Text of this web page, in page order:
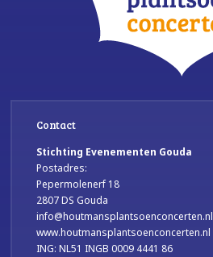
Contact
Stichting Evenementen Gouda
Postadres:
Pepermolenerf 18
2807 DS Gouda
info@houtmansplantsoenconcerten.nl
www.houtmansplantsoenconcerten.nl
ING: NL51 INGB 0009 4441 86